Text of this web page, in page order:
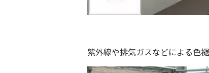
紫外線や排気ガスなどによる色